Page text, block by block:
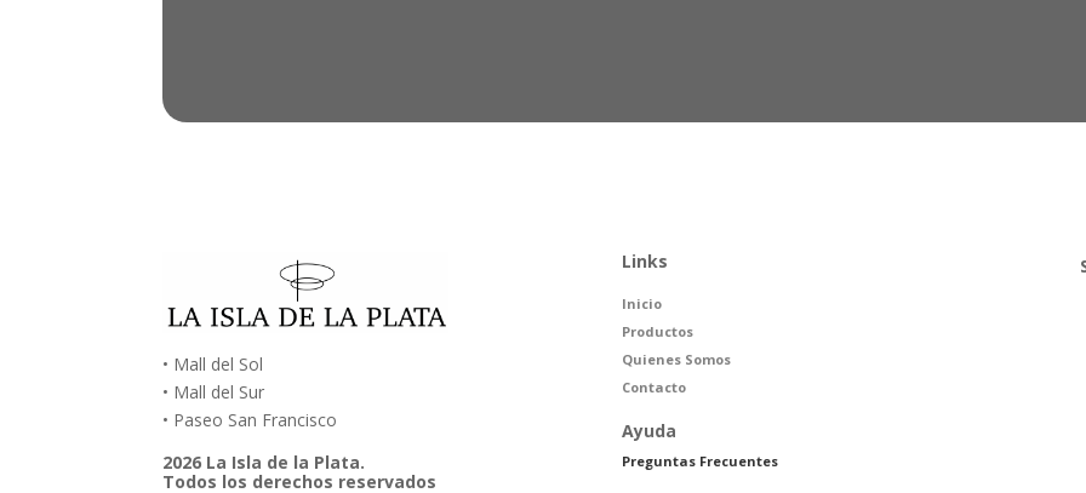
• Mall del Sol
• Mall del Sur
• Paseo San Francisco
2026 La Isla de la Plata.
Todos los derechos reservados
Links
Inicio
Productos
Quienes Somos
Contacto
Ayuda
Preguntas Frecuentes